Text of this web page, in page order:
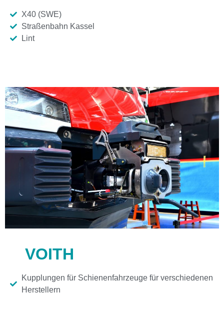
X40 (SWE)
Straßenbahn Kassel
Lint
VOITH
Kupplungen für Schienenfahrzeuge für verschiedenen
Herstellern